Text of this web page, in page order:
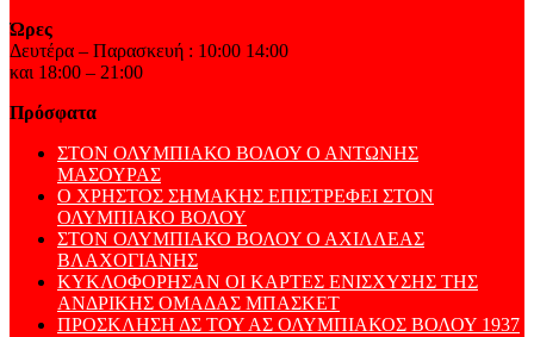
Ώρες
Δευτέρα – Παρασκευή : 10:00 14:00
και 18:00 – 21:00
Πρόσφατα
ΣΤΟΝ ΟΛΥΜΠΙΑΚΟ ΒΟΛΟΥ Ο ΑΝΤΩΝΗΣ
ΜΑΣΟΥΡΑΣ
Ο ΧΡΗΣΤΟΣ ΣΗΜΑΚΗΣ ΕΠΙΣΤΡΕΦΕΙ ΣΤΟΝ
ΟΛΥΜΠΙΑΚΟ ΒΟΛΟΥ
ΣΤΟΝ ΟΛΥΜΠΙΑΚΟ ΒΟΛΟΥ Ο ΑΧΙΛΛΕΑΣ
ΒΛΑΧΟΓΙΑΝΗΣ
ΚΥΚΛΟΦΟΡΗΣΑΝ ΟΙ ΚΑΡΤΕΣ ΕΝΙΣΧΥΣΗΣ ΤΗΣ
ΑΝΔΡΙΚΗΣ ΟΜΑΔΑΣ ΜΠΑΣΚΕΤ
ΠΡΟΣΚΛΗΣΗ ΔΣ ΤΟΥ ΑΣ ΟΛΥΜΠΙΑΚΟΣ ΒΟΛΟΥ 1937